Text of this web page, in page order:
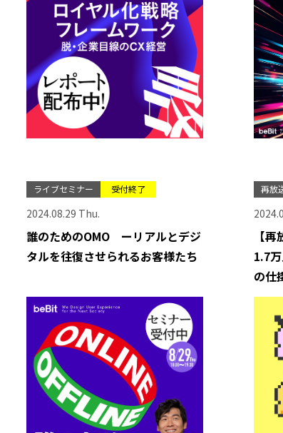
ライブセミナー 受付終了
2024.08.29 Thu.
誰のためのOMO ーリアルとデジ
タルを往復させられるお客様たち
再放
【
1.7
の仕